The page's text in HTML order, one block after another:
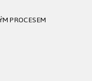
PROCESEM